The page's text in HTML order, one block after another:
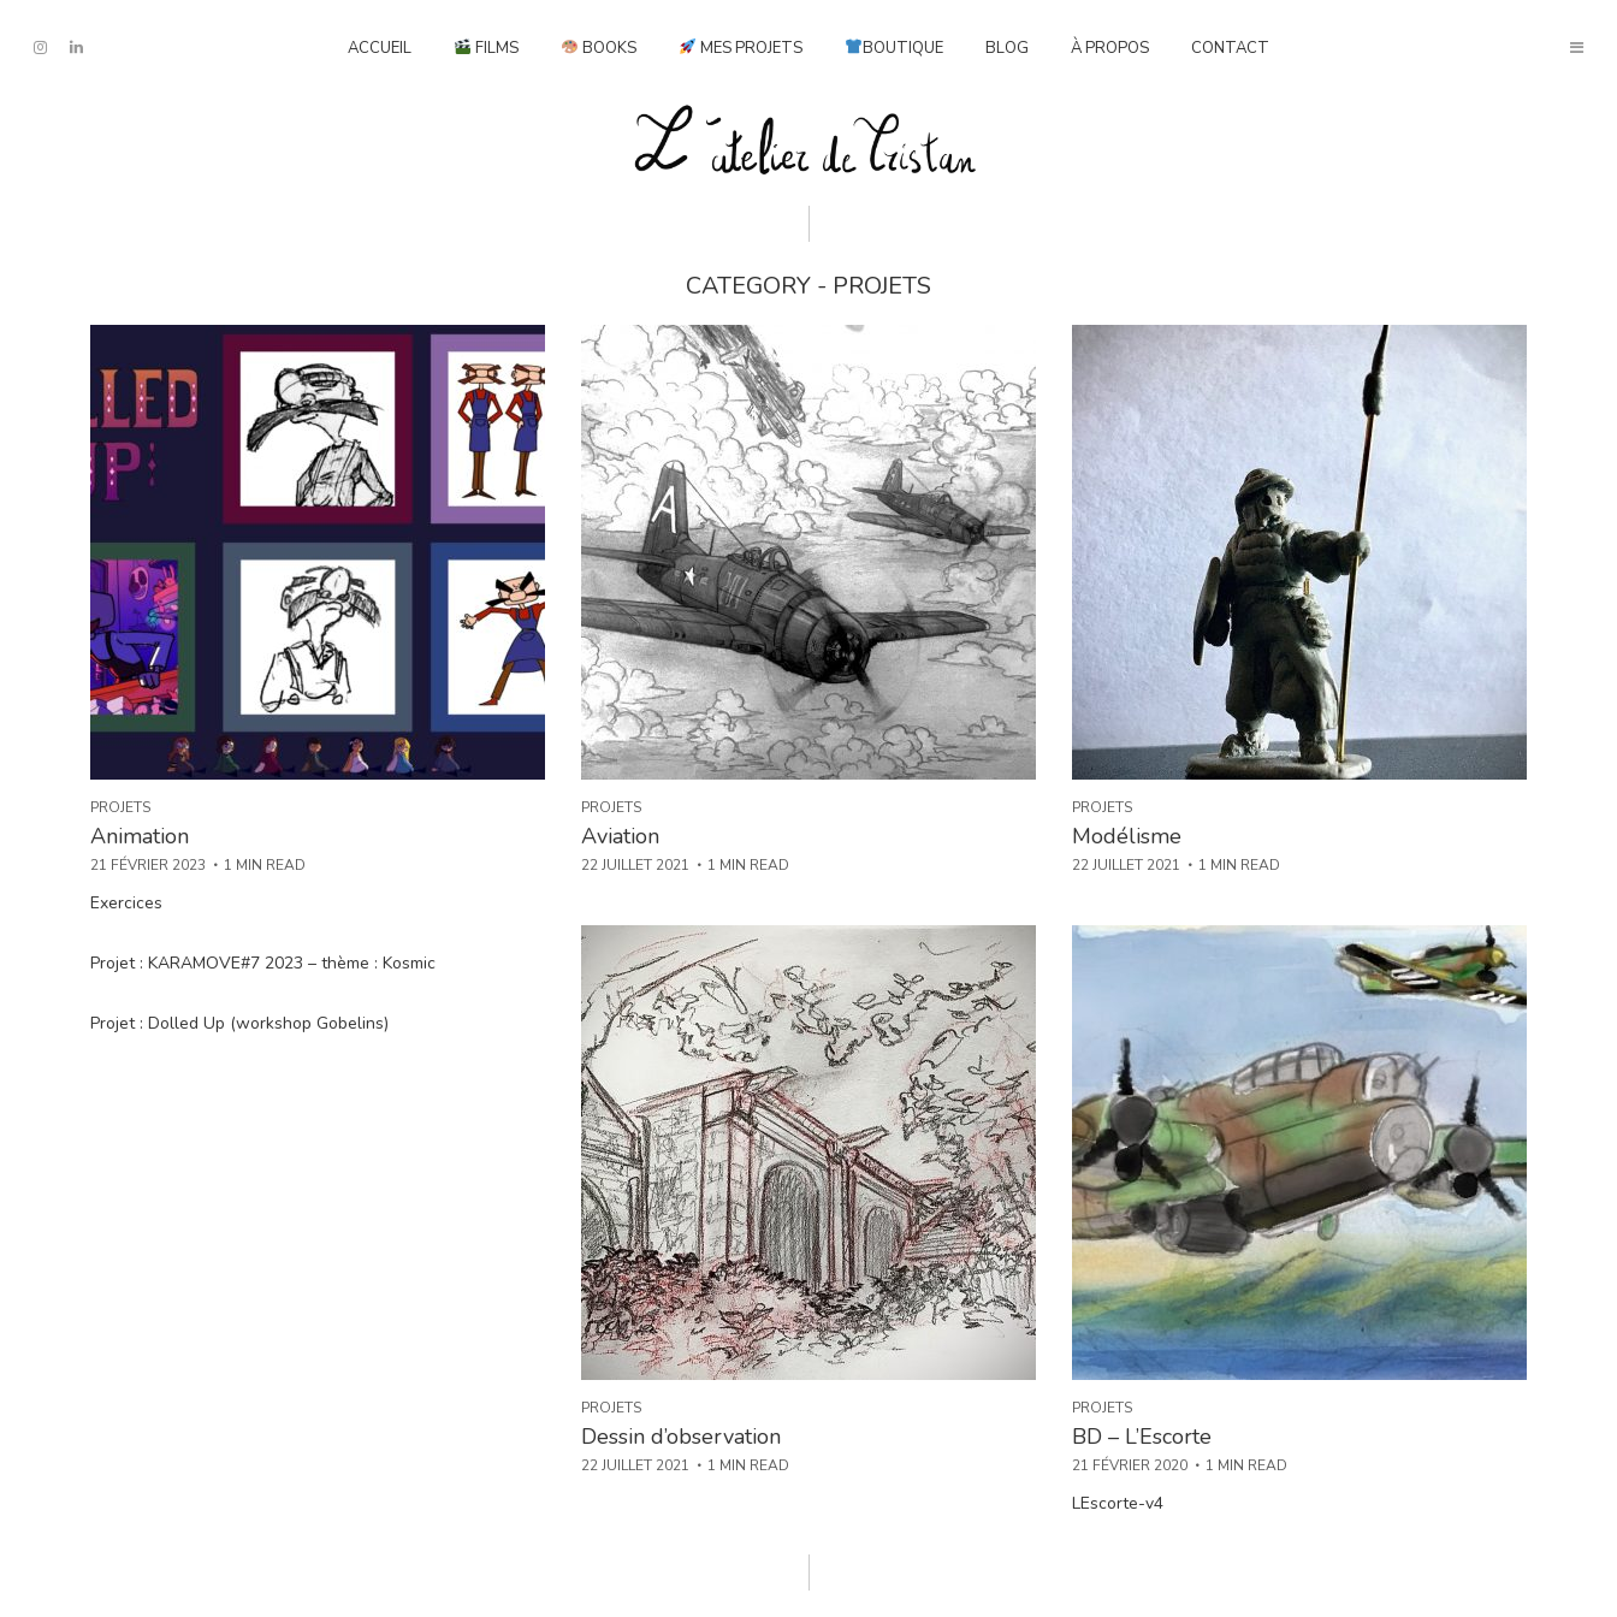
ACCUEIL FILMS BOOKS MES PROJETS BOUTIQUE BLOG À PROPOS CONTACT
CATEGORY - PROJETS
PROJETS
Animation
21 FÉVRIER 2023 1 MIN READ
Exercices
Projet : KARAMOVE#7 2023 – thème : Kosmic
Projet : Dolled Up (workshop Gobelins)
PROJETS
Aviation
22 JUILLET 2021 1 MIN READ
PROJETS
Modélisme
22 JUILLET 2021 1 MIN READ
PROJETS
Dessin d’observation
22 JUILLET 2021 1 MIN READ
PROJETS
BD – L’Escorte
21 FÉVRIER 2020 1 MIN READ
LEscorte-v4